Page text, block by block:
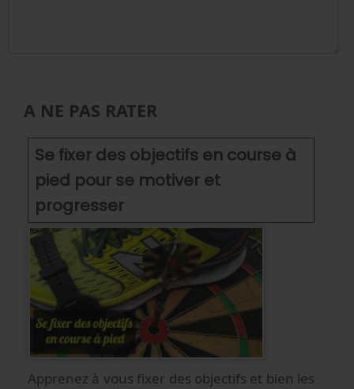
A NE PAS RATER
Se fixer des objectifs en course à
pied pour se motiver et
progresser
Apprenez à vous fixer des objectifs et bien les